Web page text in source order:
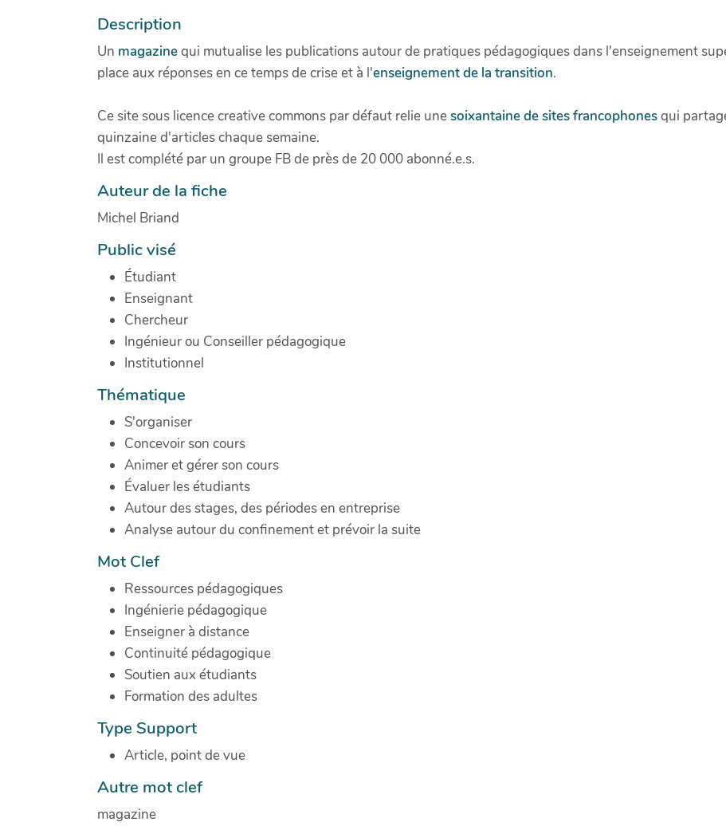
Description
Un magazinequi mutualise les publications autour de pratiques pédagogiques dans l'enseignement
place aux réponses en ce temps de crise et à l'enseignement de la transition.
Ce site sous licence creative commons par défaut relie unesoixantaine de sites francophonesqui
quinzaine d'articles chaque semaine.
Il est complété par un groupe FB de près de 20 000 abonné.e.s.
Auteur de la fiche
Michel Briand
Public visé
Étudiant
Enseignant
Chercheur
Ingénieur ou Conseiller pédagogique
Institutionnel
Thématique
S'organiser
Concevoir son cours
Animer et gérer son cours
Évaluer les étudiants
Autour des stages, des périodes en entreprise
Analyse autour du confinement et prévoir la suite
Mot Clef
Ressources pédagogiques
Ingénierie pédagogique
Enseigner à distance
Continuité pédagogique
Soutien aux étudiants
Formation des adultes
Type Support
Article, point de vue
Autre mot clef
magazine